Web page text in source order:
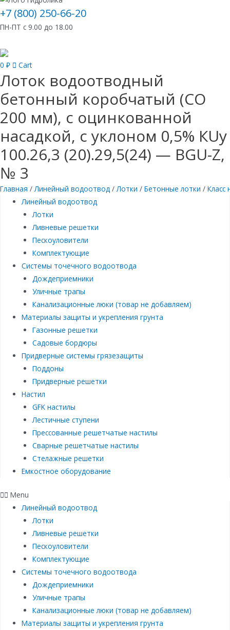
+7 (800) 250-66-20
ПН-ПТ с 9.00 до 18.00
0 ₽ Cart
Лоток водоотводный
бетонный коробчатый (СО
200 мм), с оцинкованной
насадкой, с уклоном 0,5% КUу
100.26,3 (20).29,5(24) — BGU-Z,
№ 3
Главная /Линейный водоотвод /Лотки / Бетонные лотки / Класс
Линейный водоотвод
Лотки
Ливневые решетки
Пескоуловители
Комплектующие
Системы точечного водоотвода
Дождеприемники
Уличные трапы
Канализационные люки (товар не добавляем)
Материалы защиты и укрепления грунта
Газонные решетки
Садовые бордюры
Придверные системы грязезащиты
Поддоны
Придверные решетки
Настил
GFK настилы
Лестичные ступени
Прессованные решетчатые настилы
Сварные решетчатые настилы
Стелажные решетки
Емкостное оборудование
Menu
Линейный водоотвод
Лотки
Ливневые решетки
Пескоуловители
Комплектующие
Системы точечного водоотвода
Дождеприемники
Уличные трапы
Канализационные люки (товар не добавляем)
Материалы защиты и укрепления грунта